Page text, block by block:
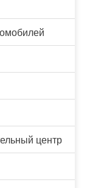
центр